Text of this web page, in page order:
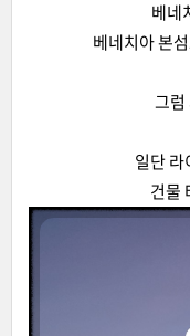
베네
베네치아 본
그럼
일단 라
건물